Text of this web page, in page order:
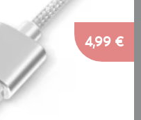
4,99 €